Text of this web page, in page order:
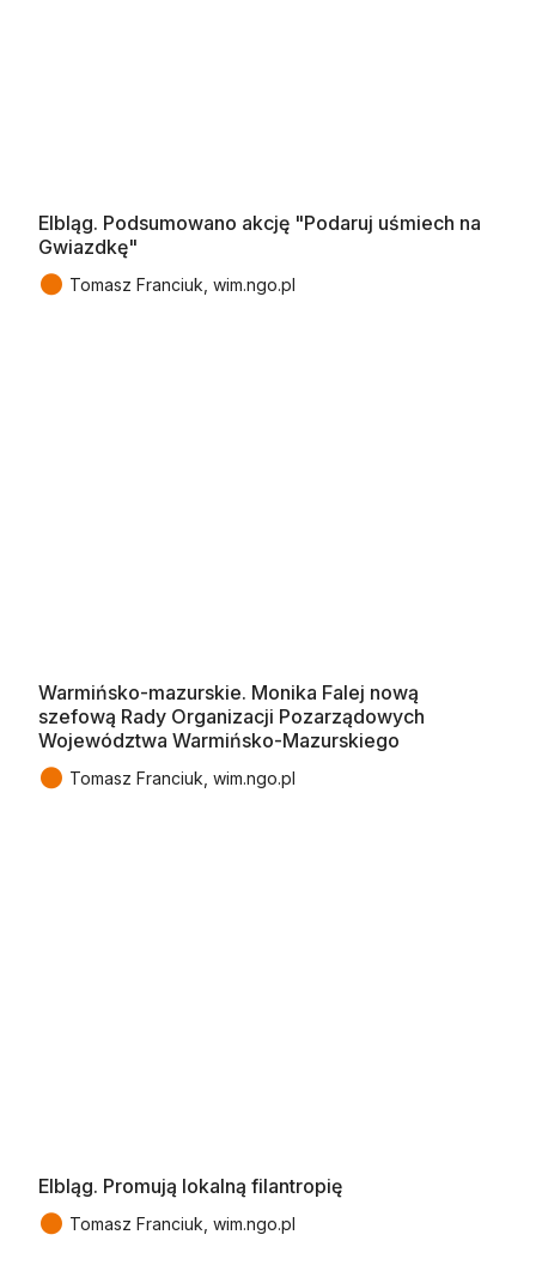
Elbląg. Podsumowano akcję "Podaruj uśmiech na
Gwiazdkę"
● Tomasz Franciuk, wim.ngo.pl
Warmińsko-mazurskie. Monika Falej nową
szefową Rady Organizacji Pozarządowych
Województwa Warmińsko-Mazurskiego
● Tomasz Franciuk, wim.ngo.pl
Elbląg. Promują lokalną filantropię
● Tomasz Franciuk, wim.ngo.pl